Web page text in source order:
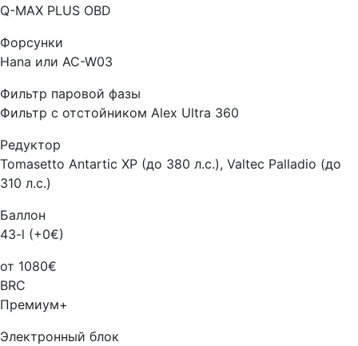
Q-MAX PLUS OBD
Форсунки
Hana или AC-W03
Фильтр паровой фазы
Фильтр с отстойником Alex Ultra 360
Редуктор
Tomasetto Antartic XP (до 380 л.с.), Valtec Palladio (до
310 л.с.)
Баллон
43-l (+0€)
от 1080€
BRC
Премиум+
Электронный блок